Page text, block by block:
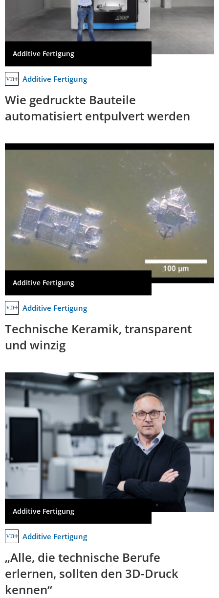
Additive Fertigung
Additive Fertigung
Wie gedruckte Bauteile
automatisiert entpulvert werden
Additive Fertigung
Additive Fertigung
Technische Keramik, transparent
und winzig
Additive Fertigung
Additive Fertigung
„Alle, die technische Berufe
erlernen, sollten den 3D-Druck
kennen“